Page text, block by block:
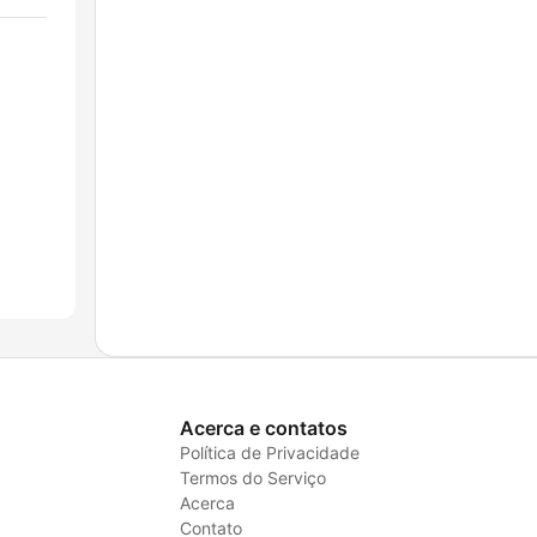
Acerca e contatos
Política de Privacidade
Termos do Serviço
Acerca
Contato